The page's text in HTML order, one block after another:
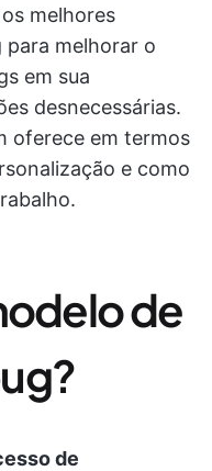
melhores
para melhorar o
em sua
desnecessárias.
oferece em termos
e como
de
de